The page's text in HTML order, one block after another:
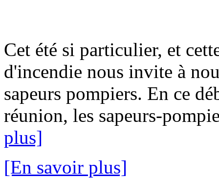
Cet été si particulier, et
d'incendie nous invite à
sapeurs pompiers. En ce
réunion, les sapeurs-
plus]
[En savoir plus]